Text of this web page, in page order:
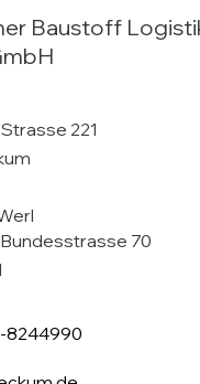
Baustoff
221
70
8244990